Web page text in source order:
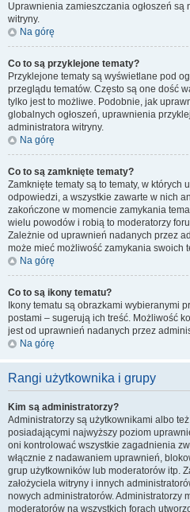
Uprawnienia zamieszczania ogłoszeń
witryny.
Na górę
Co to są przyklejone tematy?
Przyklejone tematy są wyświetlane pod
przeglądu tematów. Często są one dość
tylko jest to możliwe. Podobnie, jak
globalnych ogłoszeń, uprawnienia
administratora witryny.
Na górę
Co to są zamknięte tematy?
Zamknięte tematy są to tematy, w których
odpowiedzi, a wszystkie zawarte w nich
zakończone w momencie zamykania
wielu powodów i robią to moderatorzy
Zależnie od uprawnień nadanych przez
może mieć możliwość zamykania swoich
Na górę
Co to są ikony tematu?
Ikony tematu są obrazkami wybieranymi
postami – sugerują ich treść. Możliwość
jest od uprawnień nadanych przez
Na górę
Rangi użytkownika i grupy
Kim są administratorzy?
Administratorzy są użytkownikami albo
posiadającymi najwyższy poziom
oni kontrolować wszystkie zagadnienia
włącznie z nadawaniem uprawnień,
grup użytkowników lub moderatorów itp.
założyciela witryny i innych
nowych administratorów. Administratorzy
moderatorów na wszystkich forach